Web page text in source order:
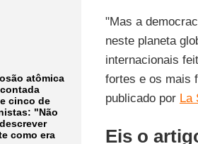
atômica
cinco de
"Não
como era
"Mas a
neste planeta
internacionais
fortes e os mais
publicado por La
Eis o